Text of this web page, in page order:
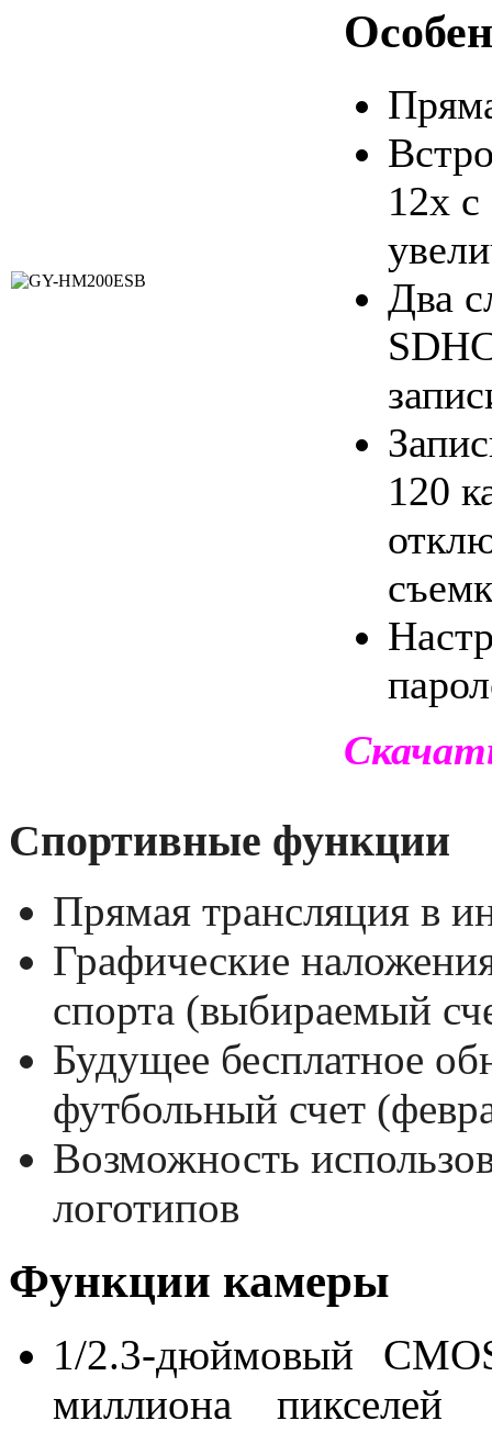
12x
Два
120
Спортивные функции
Прямая трансляция в
Графические
спорта (выбираемый
Будущее бесплатное
футбольный счет
Возможность
логотипов
Функции камеры
1/2.3-дюймовый
миллиона